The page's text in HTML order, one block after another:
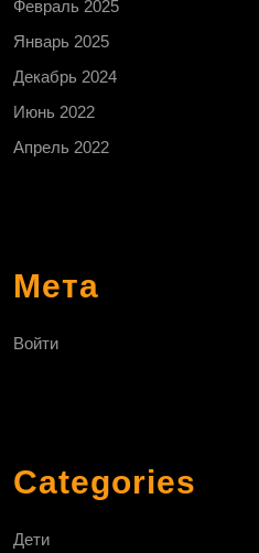
Февраль 2025
Январь 2025
Декабрь 2024
Июнь 2022
Апрель 2022
Мета
Войти
Categories
Дети